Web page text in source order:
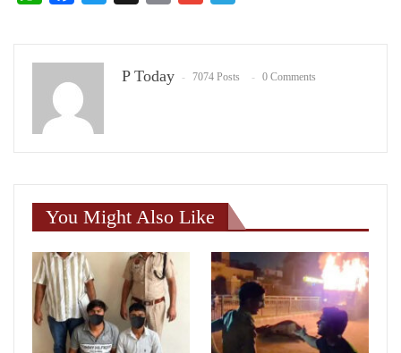
P Today 7074 Posts 0 Comments
You Might Also Like